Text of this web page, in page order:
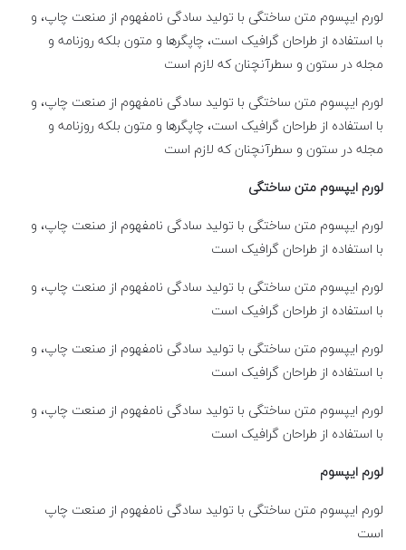
لورم ایپسوم متن ساختگی با تولید سادگی نامفهوم از صنعت چاپ، و
با استفاده از طراحان گرافیک است، چاپگرها و متون بلکه روزنامه و
مجله در ستون و سطرآنچنان که لازم است
لورم ایپسوم متن ساختگی با تولید سادگی نامفهوم از صنعت چاپ، و
با استفاده از طراحان گرافیک است، چاپگرها و متون بلکه روزنامه و
مجله در ستون و سطرآنچنان که لازم است
لورم ایپسوم متن ساختگی
لورم ایپسوم متن ساختگی با تولید سادگی نامفهوم از صنعت چاپ، و
با استفاده از طراحان گرافیک است
لورم ایپسوم متن ساختگی با تولید سادگی نامفهوم از صنعت چاپ، و
با استفاده از طراحان گرافیک است
لورم ایپسوم متن ساختگی با تولید سادگی نامفهوم از صنعت چاپ، و
با استفاده از طراحان گرافیک است
لورم ایپسوم متن ساختگی با تولید سادگی نامفهوم از صنعت چاپ، و
با استفاده از طراحان گرافیک است
لورم ایپسوم
لورم ایپسوم متن ساختگی با تولید سادگی نامفهوم از صنعت چاپ
است